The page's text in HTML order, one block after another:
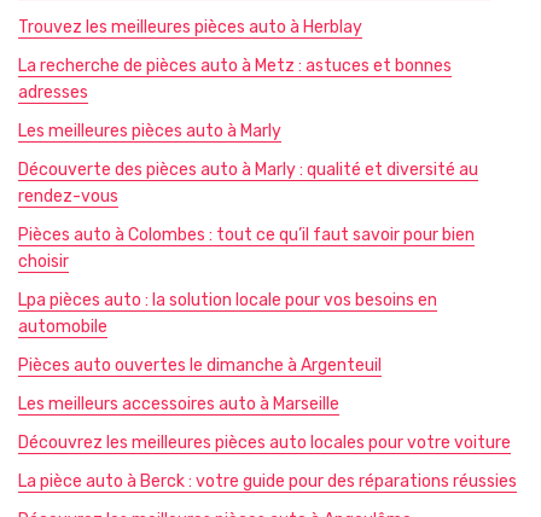
Trouvez les meilleures pièces auto à Herblay
La recherche de pièces auto à Metz : astuces et bonnes
adresses
Les meilleures pièces auto à Marly
Découverte des pièces auto à Marly : qualité et diversité au
rendez-vous
Pièces auto à Colombes : tout ce qu’il faut savoir pour bien
choisir
Lpa pièces auto : la solution locale pour vos besoins en
automobile
Pièces auto ouvertes le dimanche à Argenteuil
Les meilleurs accessoires auto à Marseille
Découvrez les meilleures pièces auto locales pour votre voiture
La pièce auto à Berck : votre guide pour des réparations réussies